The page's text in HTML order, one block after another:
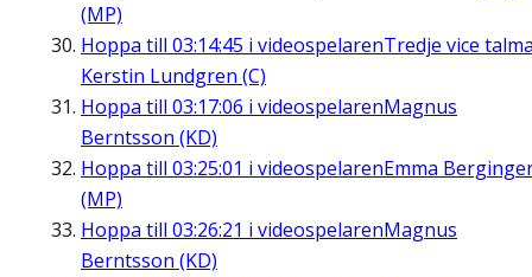
(MP)
Hoppa till 03:14:45 i videospelarenTredje vice
Kerstin Lundgren (C)
Hoppa till 03:17:06 i videospelarenMagnus
Berntsson (KD)
Hoppa till 03:25:01 i videospelarenEmma
(MP)
Hoppa till 03:26:21 i videospelarenMagnus
Berntsson (KD)